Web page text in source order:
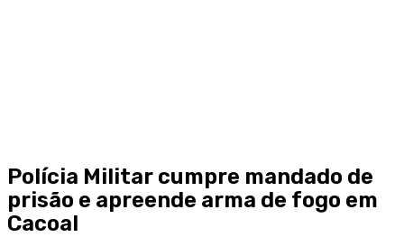
Polícia Militar cumpre mandado de
prisão e apreende arma de fogo em
Cacoal